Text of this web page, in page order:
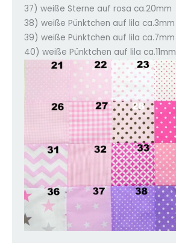
37) weiße Sterne auf rosa ca.20mm
38) weiße Pünktchen auf lila ca.3mm
39) weiße Pünktchen auf lila ca.7mm
40) weiße Pünktchen auf lila ca.11mm